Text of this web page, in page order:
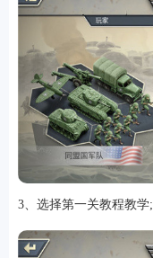
3、选择第一关教程教学;